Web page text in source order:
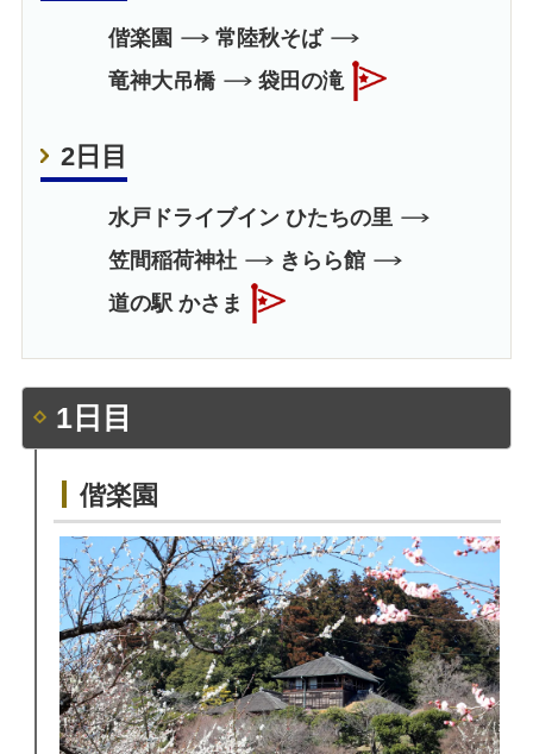
偕楽園
常陸秋そば
竜神大吊橋
袋田の滝
2日目
水戸ドライブイン ひたちの里
笠間稲荷神社
きらら館
道の駅 かさま
1日目
偕楽園